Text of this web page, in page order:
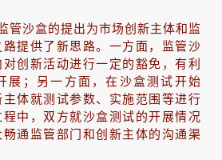
管沙盒的提出为市场创新主体和监
提供了新思路。一方面，监管沙
创新活动进行一定的豁免，有利
展；另一方面，在沙盒测试开始
体就测试参数、实施范围等进行
中，双方就沙盒测试的开展情况
通监管部门和创新主体的沟通渠